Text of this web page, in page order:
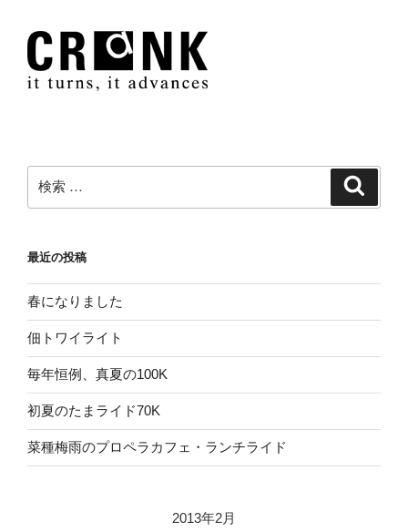
索:
最近の投稿
春になりました
佃トワイライト
毎年恒例、真夏の100K
初夏のたまライド70K
菜種梅雨のプロペラカフェ・ランチライド
2013年2月